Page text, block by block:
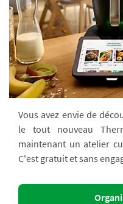
Vous avez envie de
le tout nouveau
maintenant un atelier
C'est gratuit et sans